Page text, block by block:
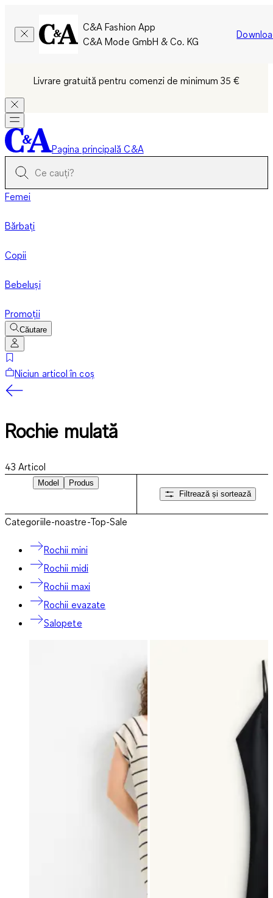
C&A Fashion App
C&A Mode GmbH & Co. KG
Livrare gratuită pentru comenzi de minimum 35 €
Pagina principală C&A
Femei
Bărbați
Copii
Bebeluși
Promoții
Căutare
Niciun articol în coș
Rochie mulată
43 Articol
Model
Produs
Filtrează și sortează
Categoriile-noastre-Top-Sale
Rochii mini
Rochii midi
Rochii maxi
Rochii evazate
Salopete